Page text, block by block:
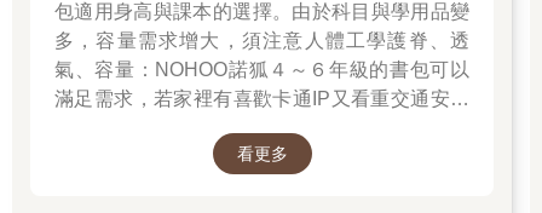
包適用身高與課本的選擇。由於科目與學用品變
多，容量需求增大，須注意人體工學護脊、透
氣、容量：NOHOO諾狐４～６年級的書包可以
滿足需求，若家裡有喜歡卡通IP又看重交通安全
夢及安全反光條的設計！🎉金石堂開學季！教你
看更多